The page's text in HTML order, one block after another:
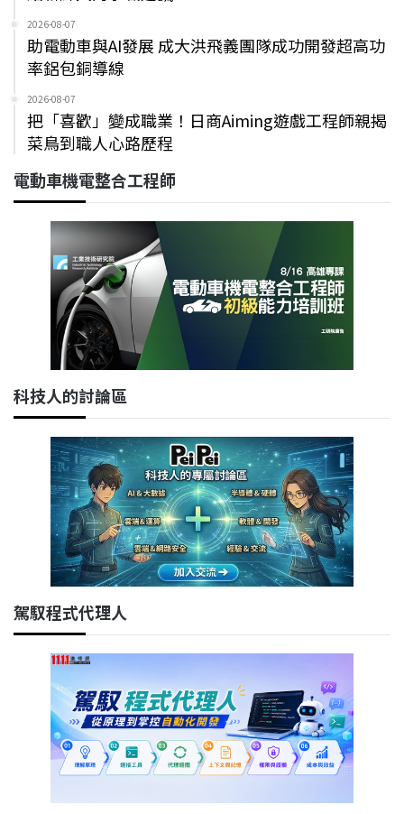
2026-08-07
助電動車與AI發展 成大洪飛義團隊成功開發超高功
率鋁包銅導線
2026-08-07
把「喜歡」變成職業！日商Aiming遊戲工程師親揭
菜鳥到職人心路歷程
電動車機電整合工程師
科技人的討論區
駕馭程式代理人